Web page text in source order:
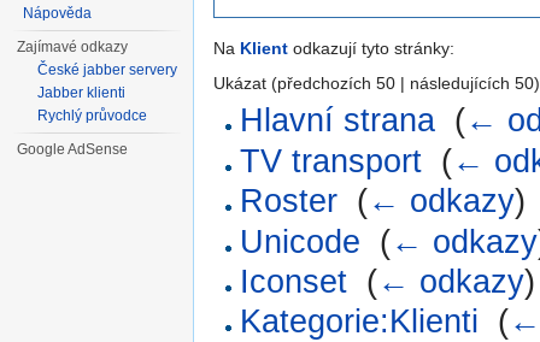
Na Klient odkazují tyto stránky:
Ukázat (předchozích 50 | následujících
Hlavní strana (←
TV transport (←
Roster (← odkazy)
Unicode (← odkazy
Iconset (← odkazy)
Kategorie:Klienti (
Nápověda
Zajímavé odkazy
České jabber servery
Jabber klienti
Rychlý průvodce
Google AdSense